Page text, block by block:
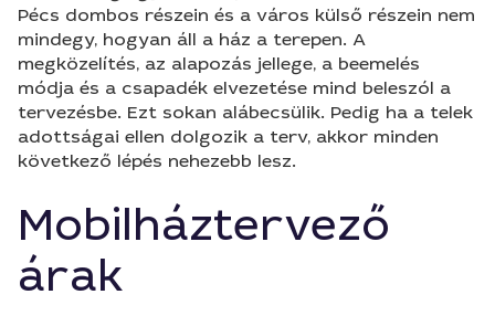
Pécs dombos részein és a város külső részein nem
mindegy, hogyan áll a ház a terepen. A
megközelítés, az alapozás jellege, a beemelés
módja és a csapadék elvezetése mind beleszól a
tervezésbe. Ezt sokan alábecsülik. Pedig ha a telek
adottságai ellen dolgozik a terv, akkor minden
következő lépés nehezebb lesz.
Mobilháztervező
árak